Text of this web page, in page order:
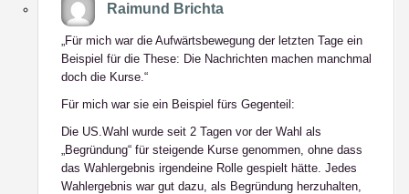
Raimund Brichta
„Für mich war die Aufwärtsbewegung der letzten Tage ein
Beispiel für die These: Die Nachrichten machen manchmal
doch die Kurse.“
Für mich war sie ein Beispiel fürs Gegenteil:
Die US.Wahl wurde seit 2 Tagen vor der Wahl als
„Begründung“ für steigende Kurse genommen, ohne dass
das Wahlergebnis irgendeine Rolle gespielt hätte. Jedes
Wahlergebnis war gut dazu, als Begründung herzuhalten,